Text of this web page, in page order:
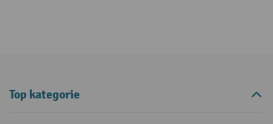
Top kategorie